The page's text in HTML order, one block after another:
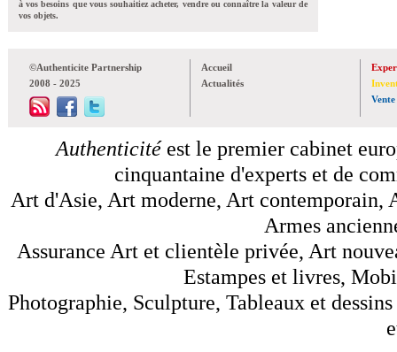
à vos besoins que vous souhaitiez acheter, vendre ou connaître la valeur de
vos objets.
©Authenticite Partnership
2008 - 2025
Accueil
Actualités
Vente
Authenticitéest le premier cabinet
cinquantaine d'experts et de
Art d'Asie, Art moderne, Art contemporain,
Armes
Assurance Art et clientèle privée, Art
Estampes et livres,
Photographie, Sculpture, Tableaux et